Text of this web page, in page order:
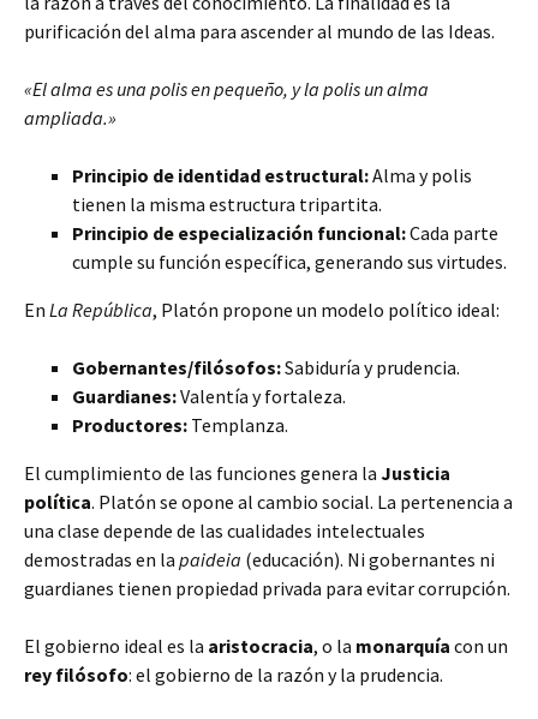
purificación del alma para ascender al mundo de las Ideas.
«El alma es una polis en pequeño, y la polis un alma
ampliada.»
Principio de identidad estructural:Alma y polis
tienen la misma estructura tripartita.
Principio de especialización funcional:Cada parte
cumple su función específica, generando sus virtudes.
En La República, Platón propone un modelo político ideal:
Gobernantes/filósofos:Sabiduría y prudencia.
Guardianes:Valentía y fortaleza.
Productores: Templanza.
El cumplimiento de las funciones genera la Justicia
política. Platón se opone al cambio social. La pertenencia a
una clase depende de las cualidades intelectuales
demostradas en la paideia (educación). Ni gobernantes ni
guardianes tienen propiedad privada para evitar corrupción.
El gobierno ideal es la aristocracia, o la monarquía con un
rey filósofo: el gobierno de la razón y la prudencia.